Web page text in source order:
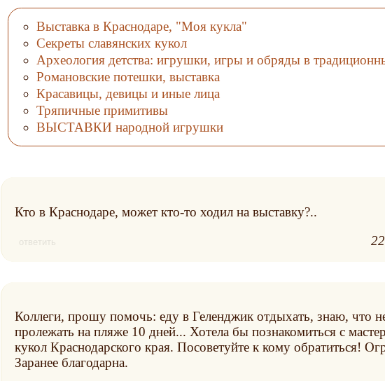
Выставка в Краснодаре, "Моя кукла"
Секреты славянских кукол
Археология детства: игрушки, игры и обряды в
Романовские потешки, выставка
Красавицы, девицы и иные лица
Тряпичные примитивы
ВЫСТАВКИ народной игрушки
Кто в Краснодаре, может кто-то ходил на выставку?..
ответить
Коллеги, прошу помочь: еду в Геленджик отдыхать, знаю, что
пролежать на пляже 10 дней... Хотела бы познакомиться с
кукол Краснодарского края. Посоветуйте к кому обратиться!
Заранее благодарна.